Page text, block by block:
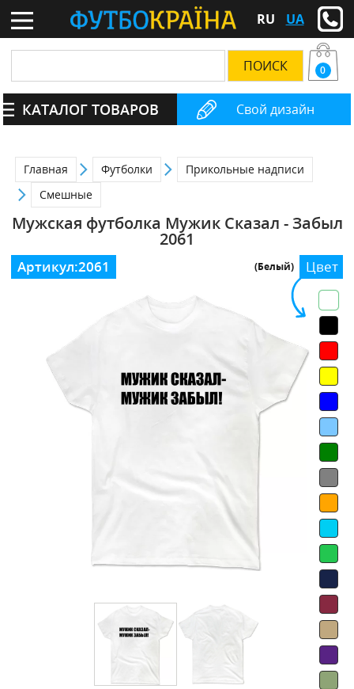
RU UA
Свой дизайн
0
КАТАЛОГ ТОВАРОВ
Главная Футболки
Прикольные надписи
Смешные
Мужская футболка Мужик Сказал - Забыл
2061
Цвет
(Белый)
Артикул:2061